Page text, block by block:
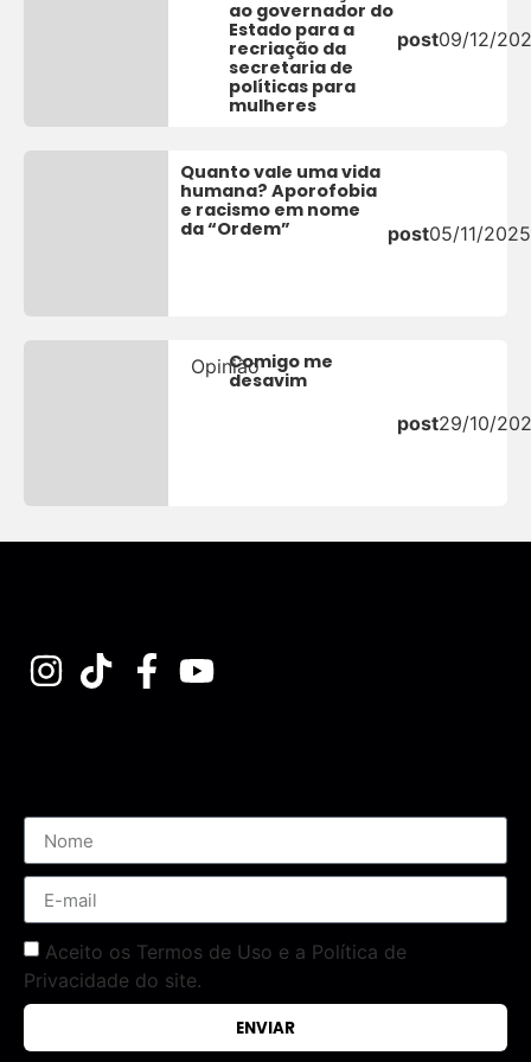
ao governador do
Estado para a
recriação da
secretaria de
políticas para
mulheres
post09/12/
Quanto vale uma vida
humana? Aporofobia
e racismo em nome
da “Ordem”
post05/11/2025
OpiniãoComigo me
desavim
post29/10/
Aceito os Termos de Uso e a Política de
Privacidade do site.
ENVIAR